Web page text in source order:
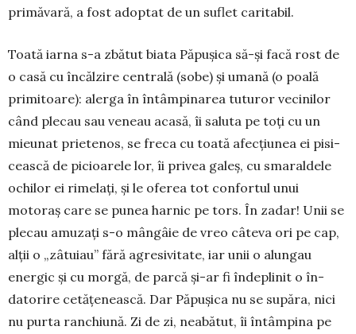
primăvară, a fost adoptat de un suflet caritabil.
Toată iarna s-a zbătut biata Pă­pușica să-și facă rost de
o casă cu încălzire centrală (sobe) și uma­nă (o poa­lă
primitoare): alerga în în­tâmpinarea tuturor vecinilor
când plecau sau veneau acasă, îi sa­luta pe toți cu un
mie­unat prie­tenos, se freca cu toată afecțiunea ei pisi­
cească de picioarele lor, îi privea galeș, cu smaraldele
ochilor ei rimelați, și le oferea tot con­for­tul unui
motoraș care se punea har­nic pe tors. În zadar! Unii se
plecau amu­zați s-o mângâie de vreo câte­va ori pe cap,
alții o „zâtuiau” fără agre­sivitate, iar unii o alun­gau
ener­­­gic și cu morgă, de parcă și-ar fi îndeplinit o în­
datorire cetă­țe­neas­­că. Dar Păpușica nu se su­pă­ra, nici
nu purta ranchiună. Zi de zi, neabătut, îi întâm­pina pe